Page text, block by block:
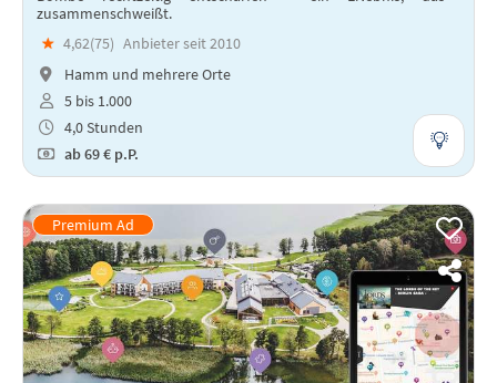
zusammenschweißt.
★ 4,62(75) Anbieter seit 2010
Hamm und mehrere Orte
5 bis 1.000
4,0 Stunden
ab69 € p.P.